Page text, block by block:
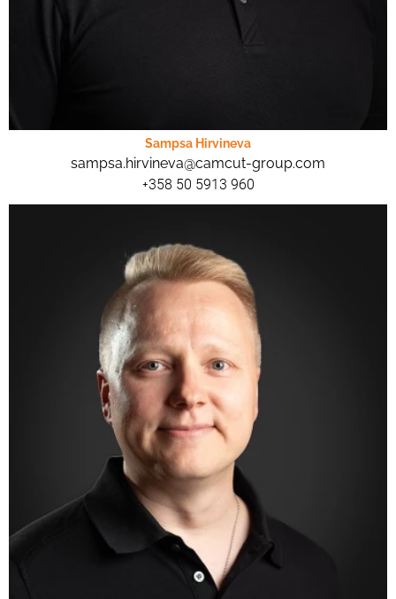
Sampsa Hirvineva
sampsa.hirvineva@camcut-group.com
+358 50 5913 960